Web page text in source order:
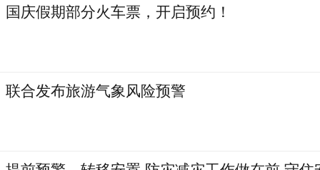
国庆假期部分火车票，开启预约！
联合发布旅游气象风险预警